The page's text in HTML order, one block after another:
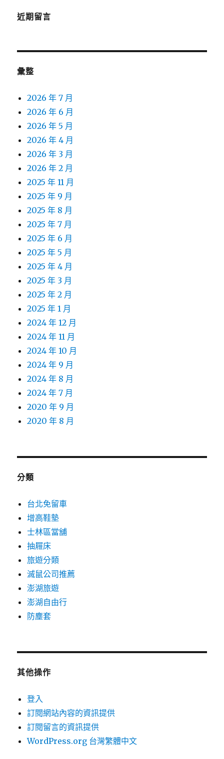
近期留言
彙整
2026 年 7 月
2026 年 6 月
2026 年 5 月
2026 年 4 月
2026 年 3 月
2026 年 2 月
2025 年 11 月
2025 年 9 月
2025 年 8 月
2025 年 7 月
2025 年 6 月
2025 年 5 月
2025 年 4 月
2025 年 3 月
2025 年 2 月
2025 年 1 月
2024 年 12 月
2024 年 11 月
2024 年 10 月
2024 年 9 月
2024 年 8 月
2024 年 7 月
2020 年 9 月
2020 年 8 月
分類
台北免留車
增高鞋墊
士林區當舖
抽屜床
旅遊分類
滅鼠公司推薦
澎湖旅遊
澎湖自由行
防塵套
其他操作
登入
訂閱網站內容的資訊提供
訂閱留言的資訊提供
WordPress.org 台灣繁體中文